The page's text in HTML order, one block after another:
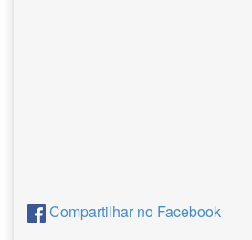
Compartilhar no Facebook